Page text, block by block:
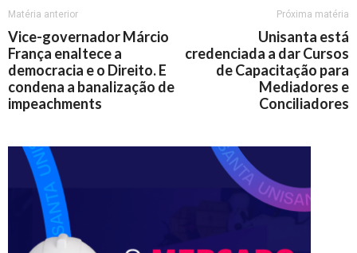
Matéria anterior
Vice-governador Márcio
França enaltece a
democracia e o Direito. E
condena a banalização de
impeachments
Próxima matéria
Unisanta está
credenciada a dar Cursos
de Capacitação para
Mediadores e
Conciliadores